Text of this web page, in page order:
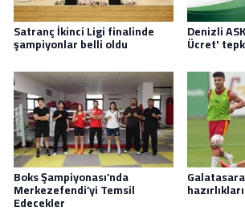
Satranç İkinci Ligi finalinde
şampiyonlar belli oldu
Denizli
Ücret'
Boks Şampiyonası’nda
Merkezefendi’yi Temsil
Edecekler